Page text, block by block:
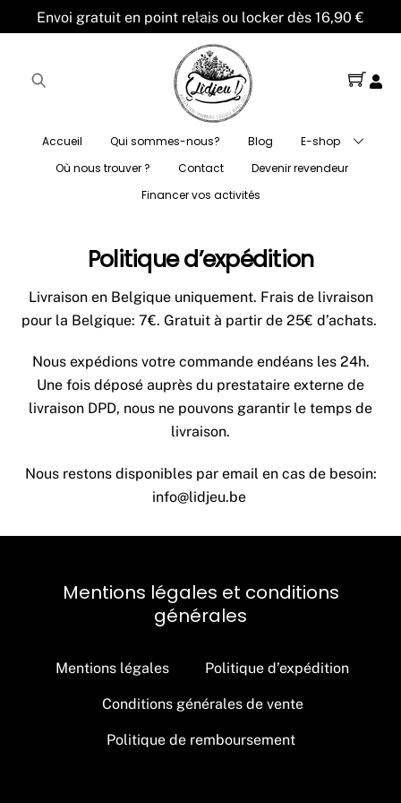
to
Envoi gratuit en point relais ou locker dès 16,90 €
Cart
Accueil Qui sommes-nous? Blog
E-shop
Où nous trouver ?
Contact
Devenir revendeur
Financer vos activités
Politique d’expédition
Livraison en Belgique uniquement. Frais de livraison
pour la Belgique: 7€. Gratuit à partir de 25€ d’achats.
Nous expédions votre commande endéans les 24h.
Une fois déposé auprès du prestataire externe de
livraison DPD, nous ne pouvons garantir le temps de
livraison.
Nous restons disponibles par email en cas de besoin:
info@lidjeu.be
Back
To
Top
Mentions légales et conditions
générales
Mentions légales Politique d’expédition
Conditions générales de vente
Politique de remboursement